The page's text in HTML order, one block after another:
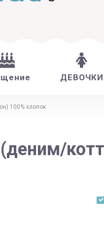
ДЕВОЧКИ
100% хлопок